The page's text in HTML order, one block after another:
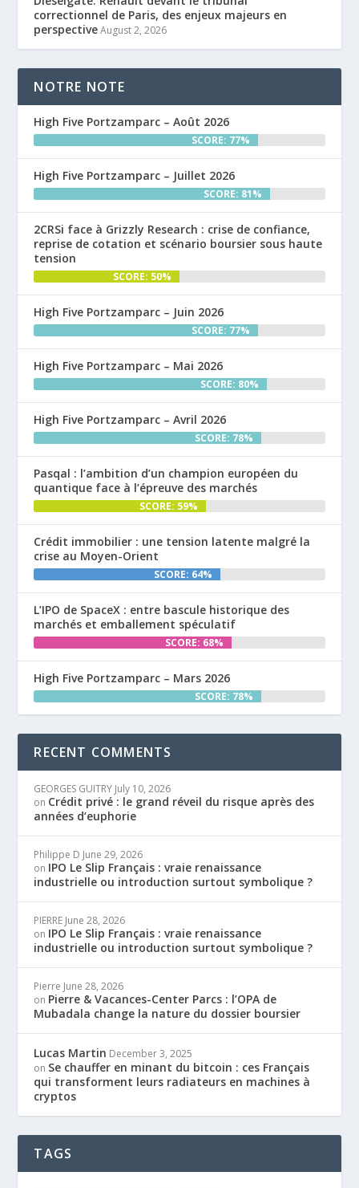
correctionnel de Paris, des enjeux majeurs en
perspective August 2, 2026
NOTRE NOTE
High Five Portzamparc – Août 2026
SCORE: 77%
High Five Portzamparc – Juillet 2026
SCORE: 81%
2CRSi face à Grizzly Research : crise de confiance,
reprise de cotation et scénario boursier sous haute
tension
SCORE: 50%
High Five Portzamparc – Juin 2026
SCORE: 77%
High Five Portzamparc – Mai 2026
SCORE: 80%
High Five Portzamparc – Avril 2026
SCORE: 78%
Pasqal : l’ambition d’un champion européen du
quantique face à l’épreuve des marchés
SCORE: 59%
Crédit immobilier : une tension latente malgré la
crise au Moyen-Orient
SCORE: 64%
L’IPO de SpaceX : entre bascule historique des
marchés et emballement spéculatif
SCORE: 68%
High Five Portzamparc – Mars 2026
SCORE: 78%
RECENT COMMENTS
GEORGES GUITRY July 10, 2026
on Crédit privé : le grand réveil du risque après des
années d’euphorie
Philippe D June 29, 2026
on IPO Le Slip Français : vraie renaissance
industrielle ou introduction surtout symbolique ?
PIERRE June 28, 2026
on IPO Le Slip Français : vraie renaissance
industrielle ou introduction surtout symbolique ?
Pierre June 28, 2026
on Pierre & Vacances-Center Parcs : l’OPA de
Mubadala change la nature du dossier boursier
Lucas Martin December 3, 2025
on Se chauffer en minant du bitcoin : ces Français
qui transforment leurs radiateurs en machines à
cryptos
TAGS